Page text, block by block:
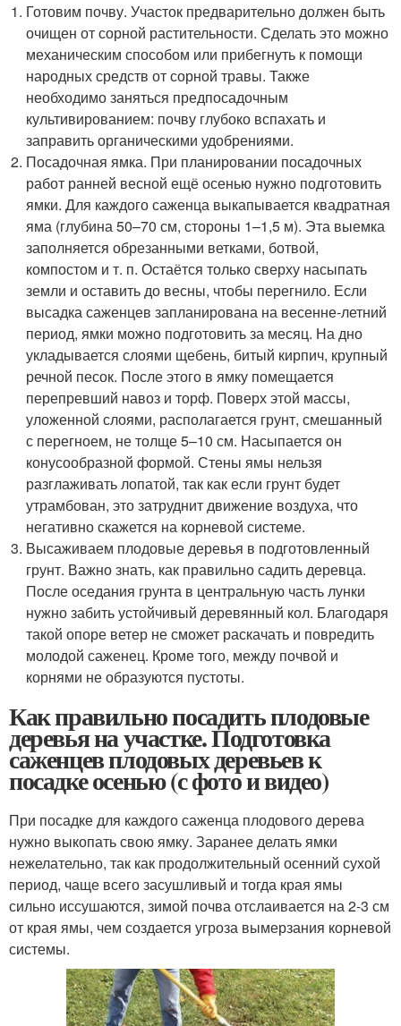
Готовим почву. Участок предварительно должен быть
очищен от сорной растительности. Сделать это можно
механическим способом или прибегнуть к помощи
народных средств от сорной травы. Также
необходимо заняться предпосадочным
культивированием: почву глубоко вспахать и
заправить органическими удобрениями.
Посадочная ямка. При планировании посадочных
работ ранней весной ещё осенью нужно подготовить
ямки. Для каждого саженца выкапывается квадратная
яма (глубина 50–70 см, стороны 1–1,5 м). Эта выемка
заполняется обрезанными ветками, ботвой,
компостом и т. п. Остаётся только сверху насыпать
земли и оставить до весны, чтобы перегнило. Если
высадка саженцев запланирована на весенне-летний
период, ямки можно подготовить за месяц. На дно
укладывается слоями щебень, битый кирпич, крупный
речной песок. После этого в ямку помещается
перепревший навоз и торф. Поверх этой массы,
уложенной слоями, располагается грунт, смешанный
с перегноем, не толще 5–10 см. Насыпается он
конусообразной формой. Стены ямы нельзя
разглаживать лопатой, так как если грунт будет
утрамбован, это затруднит движение воздуха, что
негативно скажется на корневой системе.
Высаживаем плодовые деревья в подготовленный
грунт. Важно знать, как правильно садить деревца.
После оседания грунта в центральную часть лунки
нужно забить устойчивый деревянный кол. Благодаря
такой опоре ветер не сможет раскачать и повредить
молодой саженец. Кроме того, между почвой и
корнями не образуются пустоты.
Как правильно посадить плодовые
деревья на участке. Подготовка
саженцев плодовых деревьев к
посадке осенью (с фото и видео)
При посадке для каждого саженца плодового дерева
нужно выкопать свою ямку. Заранее делать ямки
нежелательно, так как продолжительный осенний сухой
период, чаще всего засушливый и тогда края ямы
сильно иссушаются, зимой почва отслаивается на 2-3 см
от края ямы, чем создается угроза вымерзания корневой
системы.